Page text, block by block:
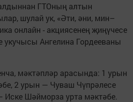
ГТОның алтын
шулай ук, «Әти, әни, мин–
онлайн - акциясенең җиңүчесе
укучысы Ангелина Гордееваны
мәктәпләр арасында: 1 урын
2 урын — Чуваш Чүпрәлесе
Иске Шәйморза урта мәктәбе.